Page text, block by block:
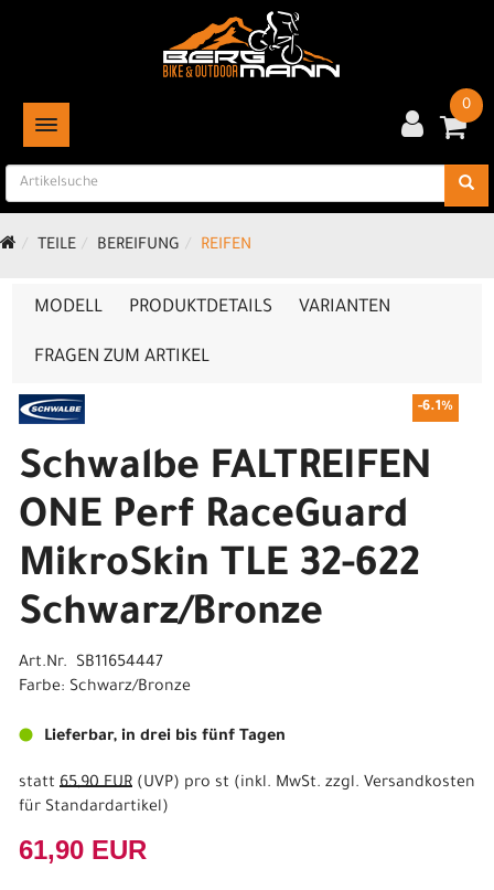
TOGGLE NAVIGATION
0
TEILE BEREIFUNG REIFEN
MODELL PRODUKTDETAILS VARIANTEN
FRAGEN ZUM ARTIKEL
-6.1%
Schwalbe FALTREIFEN
ONE Perf RaceGuard
MikroSkin TLE 32-622
Schwarz/Bronze
Art.Nr. SB11654447
Farbe: Schwarz/Bronze
Lieferbar, in drei bis fünf Tagen
statt 65,90 EUR (UVP) pro st (inkl. MwSt. zzgl. Versandkosten
für Standardartikel)
61,90 EUR